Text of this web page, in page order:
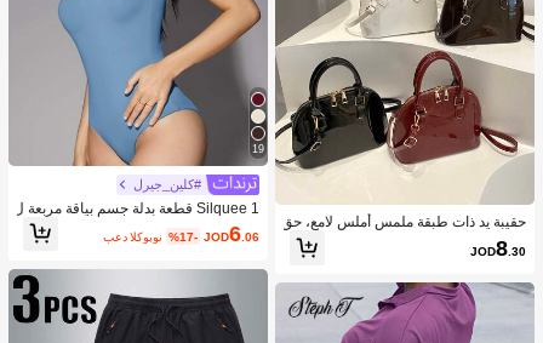
حقيبة يد ذات طبقة ملمس أملس لامع، حق
يبة كروس بسيطة للنساء للتنقل اليومي
JOD8.30
19
#كلين_جيرل
Silquee 1 قطعة بدلة جسم بياقة مربعة ل
ون سادة
JOD6.06
%17- بعد الكوبون